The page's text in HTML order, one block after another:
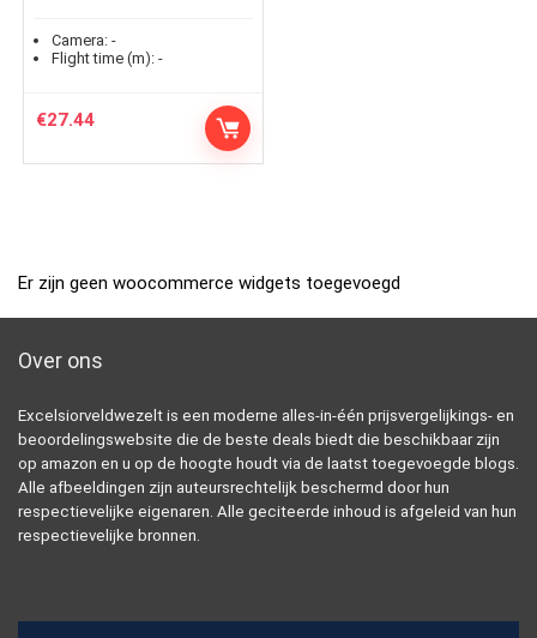
Camera: -
Flight time (m): -
€27.44
Er zijn geen woocommerce widgets toegevoegd
Over ons
Excelsiorveldwezelt is een moderne alles-in-één prijsvergelijkings- en
beoordelingswebsite die de beste deals biedt die beschikbaar zijn
op amazon en u op de hoogte houdt via de laatst toegevoegde blogs.
Alle afbeeldingen zijn auteursrechtelijk beschermd door hun
respectievelijke eigenaren. Alle geciteerde inhoud is afgeleid van hun
respectievelijke bronnen.